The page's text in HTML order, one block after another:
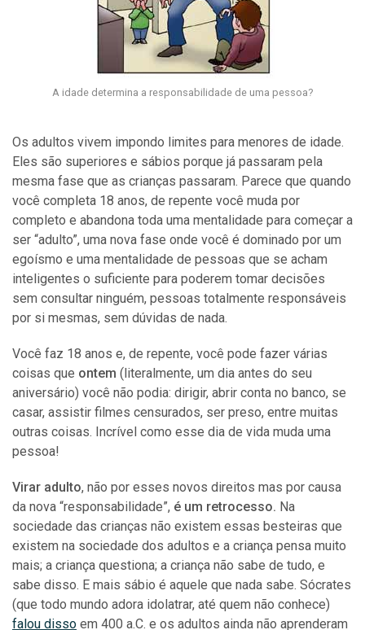
A idade determina a responsabilidade de uma pessoa?
Os adultos vivem impondo limites para menores de idade.
Eles são superiores e sábios porque já passaram pela
mesma fase que as crianças passaram. Parece que quando
você completa 18 anos, de repente você muda por
completo e abandona toda uma mentalidade para começar a
ser “adulto”, uma nova fase onde você é dominado por um
egoísmo e uma mentalidade de pessoas que se acham
inteligentes o suficiente para poderem tomar decisões
sem consultar ninguém, pessoas totalmente responsáveis
por si mesmas, sem dúvidas de nada.
Você faz 18 anos e, de repente, você pode fazer várias
coisas que ontem (literalmente, um dia antes do seu
aniversário) você não podia: dirigir, abrir conta no banco, se
casar, assistir filmes censurados, ser preso, entre muitas
outras coisas. Incrível como esse dia de vida muda uma
pessoa!
Virar adulto, não por esses novos direitos mas por causa
da nova “responsabilidade”, é um retrocesso. Na
sociedade das crianças não existem essas besteiras que
existem na sociedade dos adultos e a criança pensa muito
mais; a criança questiona; a criança não sabe de tudo, e
sabe disso. E mais sábio é aquele que nada sabe. Sócrates
(que todo mundo adora idolatrar, até quem não conhece)
falou disso em 400 a.C. e os adultos ainda não aprenderam